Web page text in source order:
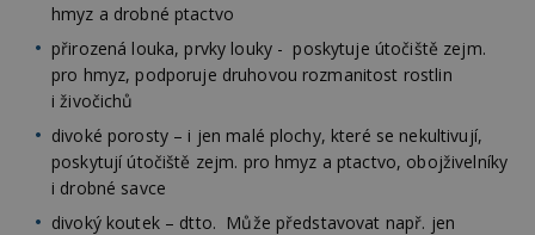
hmyz a drobné ptactvo
přirozená louka, prvky louky - poskytuje útočiště zejm.
pro hmyz, podporuje druhovou rozmanitost rostlin
i živočichů
divoké porosty – i jen malé plochy, které se nekultivují,
poskytují útočiště zejm. pro hmyz a ptactvo, obojživelníky
i drobné savce
divoký koutek – dtto. Může představovat např. jen